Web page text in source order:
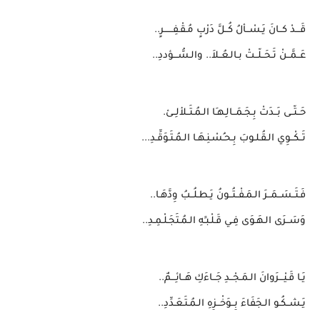
قَـــدْ كــانَ يَـسْــألُ كُــلَّ دَرْبٍ مُـقْـفِــــــرٍ..
عَــمَّــنْ تَـحَــلّــتْ بـالـعُــلاَ.. والـسُّـــؤددِ..
حَــتّــى بَــدَتْ بِـجَـمَــالِـهـَا الـمُـتَــلألِــئ.
تَــكْــوِي الـقُـلـوبَ بِـحـُسْـنِـهَـا الـمُـتَـوَقِّـدِ...
فَـتَــسَــمَــرَ الـمَـفْــتُــونُ يَـطـلُــبُ وِدَّهَـا..
وَسَــرَى الـهَـوَى فِـي قَـلْـبـِِهِ الـمُـتَجَـلْـمِـدِ..
يَـا قَـيْـــرَوانَ الـمَـجْــدِ جَــاءَكِ هَــائِـــمٌ..
يَـشــكُـو الـجَفَاءَ بِــوَخْــزِهِ الـمُـتَـعَـدِّدِ..